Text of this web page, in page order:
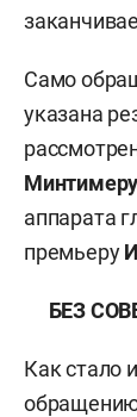
Само
указана
аппарата
премьеру
БЕЗ
Как стало